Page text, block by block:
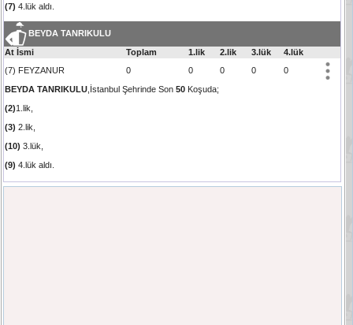
(7) 4.lük aldı.
BEYDA TANRIKULU
At İsmi Toplam 1.lik 2.lik 3.lük
4.lük
(7) FEYZANUR
0 0 0 0
0
BEYDA TANRIKULU ,İstanbul Şehrinde Son50 Koşuda;
(2)1.lik,
(3) 2.lik,
(10) 3.lük,
(9) 4.lük aldı.